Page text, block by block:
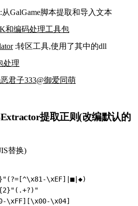
GalGame脚本提取和导入文本
和编码处理工具包
:转区工具,使用了其中的dll
处理
君子333@御爱同萌
提取正则(改编默认的
替换)
\xEF]|■|◆)
\xFF][\x00-\x04]